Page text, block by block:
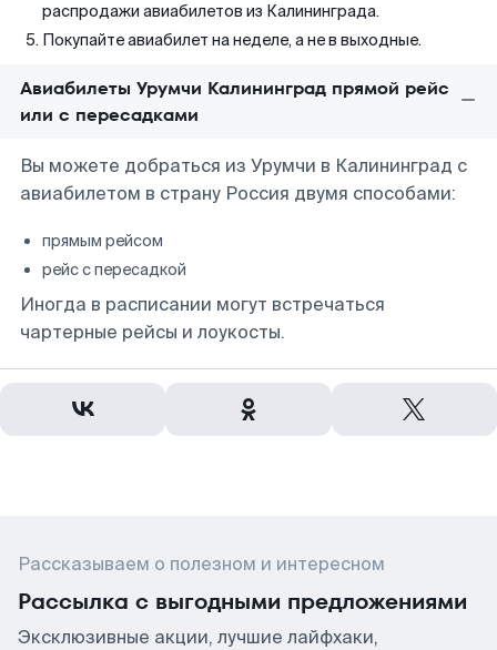
распродажи авиабилетов из Калининграда.
Покупайте авиабилет на неделе, а не в выходные.
Авиабилеты Урумчи Калининград прямой рейс
или с пересадками
Вы можете добраться из Урумчи в Калининград с
авиабилетом в страну Россия двумя способами:
прямым рейсом
рейс с пересадкой
Иногда в расписании могут встречаться
чартерные рейсы и лоукосты.
Рассказываем о полезном и интересном
Рассылка с выгодными предложениями
Эксклюзивные акции, лучшие лайфхаки,